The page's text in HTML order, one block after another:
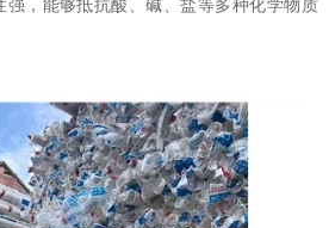
强，能够抵抗酸、碱、盐等多种化学物质